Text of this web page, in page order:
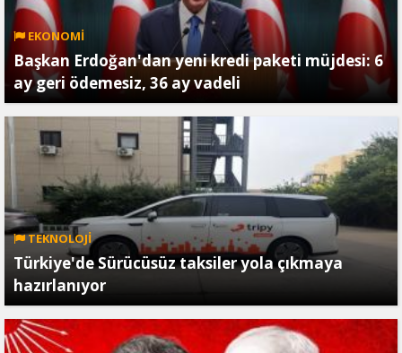
EKONOMİ
Başkan Erdoğan'dan yeni kredi paketi müjdesi: 6
ay geri ödemesiz, 36 ay vadeli
TEKNOLOJİ
Türkiye'de Sürücüsüz taksiler yola çıkmaya
hazırlanıyor